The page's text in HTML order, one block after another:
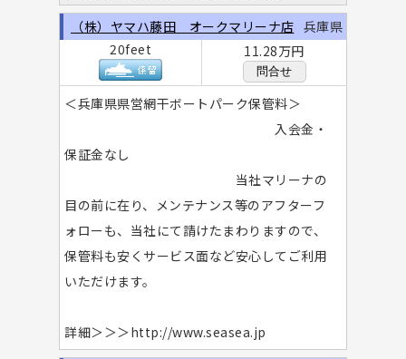
20feet 11.28万円
問合せ
＜兵庫県県営網干ボートパーク保管料＞
入会金・
保証金なし
当社マリーナの
目の前に在り、メンテナンス等のアフターフ
ォローも、当社にて請けたまわりますので、
保管料も安くサービス面など安心してご利用
いただけます。
詳細＞＞＞http://www.seasea.jp
（株）ヤマハ藤田 オークマリーナ店 兵庫県